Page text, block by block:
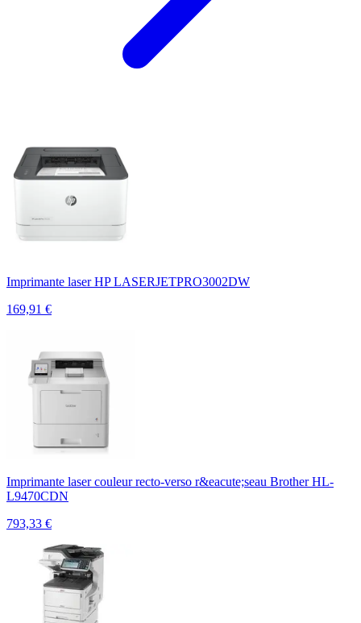
Imprimante laser HP LASERJETPRO3002DW
169,91 €
Imprimante laser couleur recto-verso r&eacute;seau Brother HL-
L9470CDN
793,33 €